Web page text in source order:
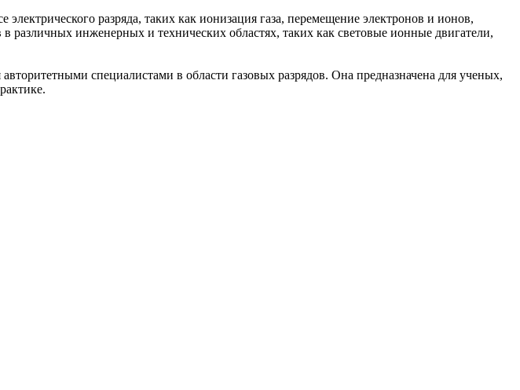
разряда, таких как ионизация газа, перемещение электронов и ионов,
инженерных и технических областях, таких как световые ионные двигатели,
специалистами в области газовых разрядов. Она предназначена для ученых,